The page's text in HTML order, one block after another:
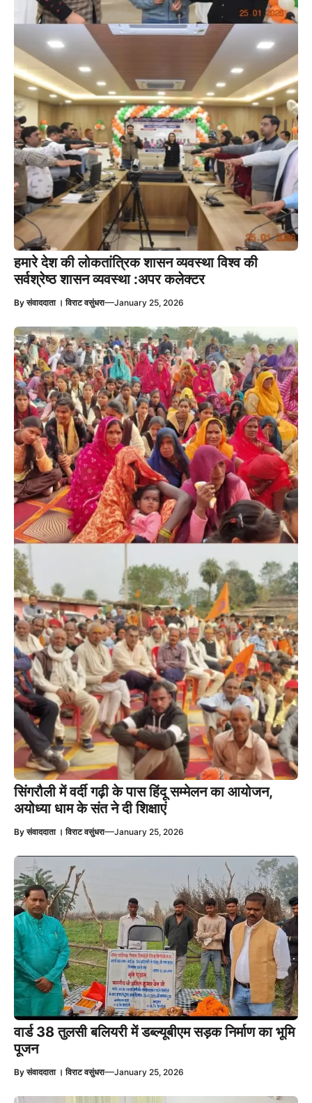
हमारे देश की लोकतांत्रिक शासन व्यवस्था विश्व की
सर्वश्रेष्ठ शासन व्यवस्था :अपर कलेक्टर
Byसंवाददाता । विराट वसुंधरा—January 25, 2026
सिंगरौली में वर्दी गढ़ी के पास हिंदू सम्मेलन का आयोजन,
अयोध्या धाम के संत ने दी शिक्षाएं
Byसंवाददाता । विराट वसुंधरा—January 25, 2026
वार्ड 38 तुलसी बलियरी में डब्ल्यूबीएम सड़क निर्माण का भूमि
पूजन
Byसंवाददाता । विराट वसुंधरा—January 25, 2026